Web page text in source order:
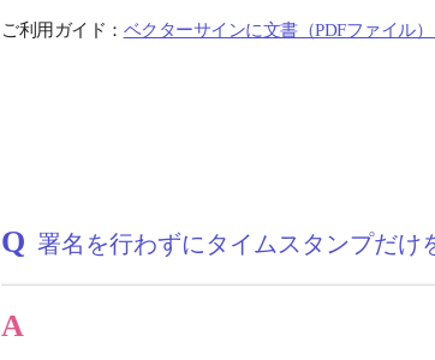
ご利用ガイド： ベクターサインに文書（PDFファイル
Q 署名を行わずにタイムスタンプだけ
A